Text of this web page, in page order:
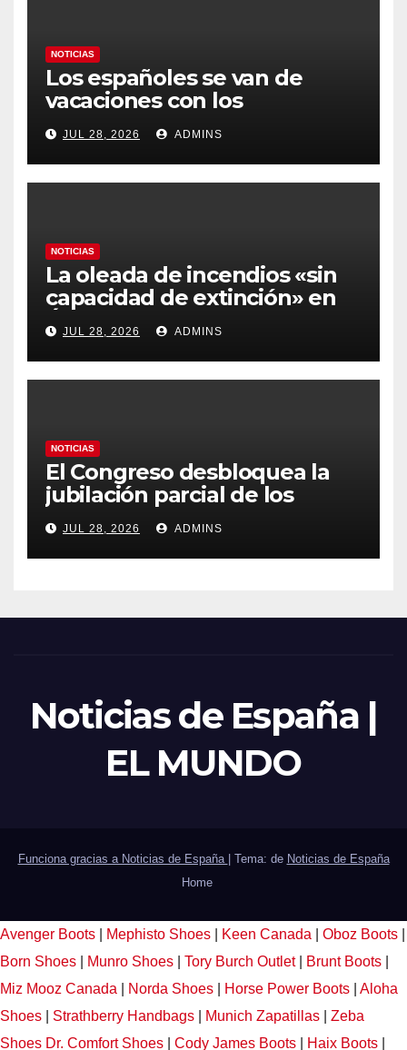
NOTICIAS
Los españoles se van de
vacaciones con los
carburantes hasta un 21%
más caros que el año pasado
y los hoteles disparados
JUL 28, 2026 ADMINS
NOTICIAS
La oleada de incendios «sin
capacidad de extinción» en
Ávila y al oeste de Madrid
obliga a declarar la
emergencia nacional
JUL 28, 2026 ADMINS
NOTICIAS
El Congreso desbloquea la
jubilación parcial de los
trabajadores laborales del
sector público
JUL 28, 2026 ADMINS
Noticias de España |
EL MUNDO
Funciona gracias a Noticias de España | Tema: de Noticias de España
Home
Avenger Boots Mephisto Shoes Keen Canada Oboz Boots
Born Shoes
Munro Shoes Tory Burch Outlet Brunt Boots
Miz Mooz Canada
Norda Shoes Horse Power Boots
Aloha
Shoes
Strathberry Handbags Munich Zapatillas
Zeba
Shoes Dr. Comfort Shoes Cody James Boots Haix Boots